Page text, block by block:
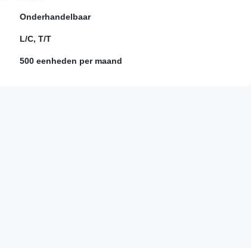
Onderhandelbaar
L/C, T/T
500 eenheden per maand